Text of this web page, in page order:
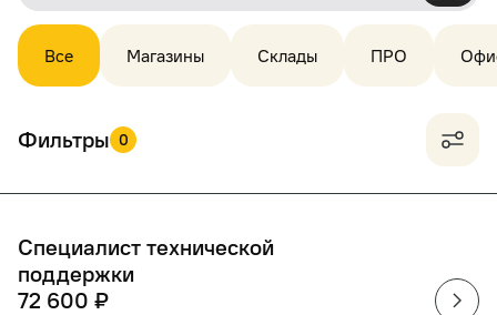
Все Магазины Склады ПРО
Фильтры 0
Специалист технической
поддержки
72 600 ₽